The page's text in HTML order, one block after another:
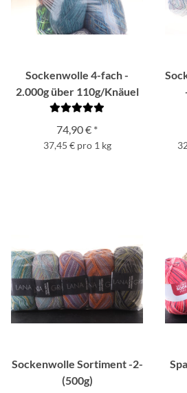
Sockenwolle 4-fach -
2.000g über 110g/Knäuel
74,90 € *
37,45 € pro 1 kg
Sockenwolle Sortiment -2-
(500g)